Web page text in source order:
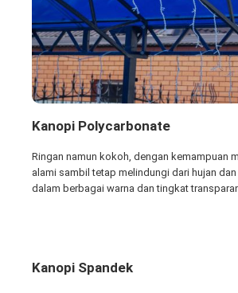
Kanopi Polycarbonate
Ringan namun kokoh, dengan kemampuan
alami sambil tetap melindungi dari hujan
dalam berbagai warna dan tingkat
Kanopi Spandek